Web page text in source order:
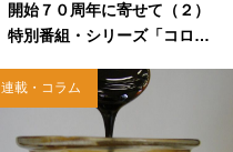
開始７０周年に寄せて（２）
特別番組・シリーズ「コロナ
連載・コラム